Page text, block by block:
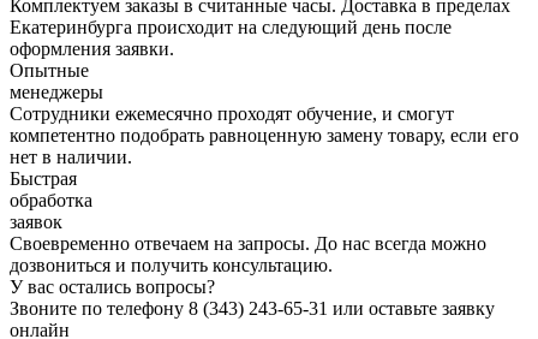
Комплектуем заказы в считанные часы. Доставка в пределах
Екатеринбурга происходит на следующий день после
оформления заявки.
Опытные
менеджеры
Сотрудники ежемесячно проходят обучение, и смогут
компетентно подобрать равноценную замену товару, если его
нет в наличии.
Быстрая
обработка
заявок
Своевременно отвечаем на запросы. До нас всегда можно
дозвониться и получить консультацию.
У вас остались вопросы?
Звоните по телефону 8 (343) 243-65-31 или оставьте заявку
онлайн